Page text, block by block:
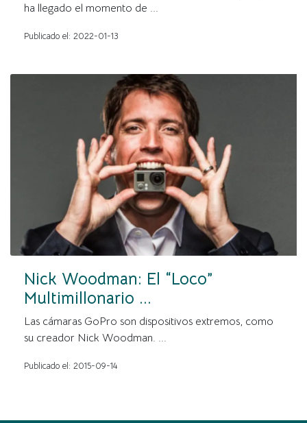
ha llegado el momento de ...
Publicado el: 2022-01-13
Nick Woodman: El “Loco”
Multimillonario ...
Las cámaras GoPro son dispositivos extremos, como
su creador Nick Woodman. ...
Publicado el: 2015-09-14